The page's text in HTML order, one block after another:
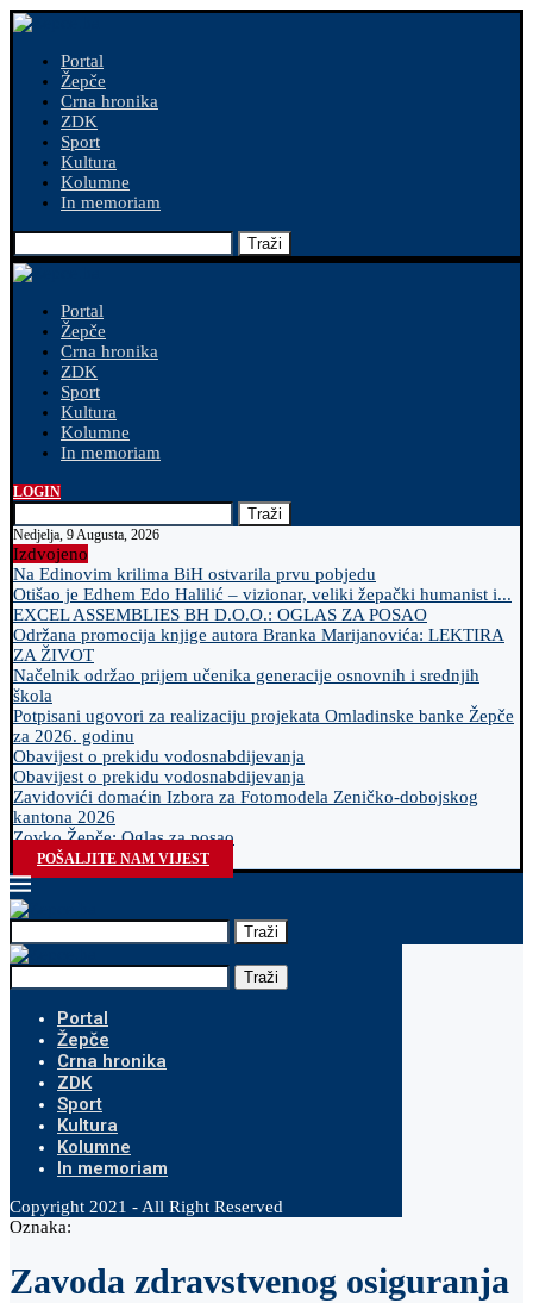
Portal
Žepče
Crna hronika
ZDK
Sport
Kultura
Kolumne
In memoriam
Traži
Portal
Žepče
Crna hronika
ZDK
Sport
Kultura
Kolumne
In memoriam
LOGIN
Traži
Nedjelja, 9 Augusta, 2026
Izdvojeno
Na Edinovim krilima BiH ostvarila prvu pobjedu
Otišao je Edhem Edo Halilić – vizionar, veliki žepački humanist i...
EXCEL ASSEMBLIES BH D.O.O.: OGLAS ZA POSAO
Održana promocija knjige autora Branka Marijanovića: LEKTIRA
ZA ŽIVOT
Načelnik održao prijem učenika generacije osnovnih i srednjih
škola
Potpisani ugovori za realizaciju projekata Omladinske banke Žepče
za 2026. godinu
Obavijest o prekidu vodosnabdijevanja
Obavijest o prekidu vodosnabdijevanja
Zavidovići domaćin Izbora za Fotomodela Zeničko-dobojskog
kantona 2026
Zovko Žepče: Oglas za posao
POŠALJITE NAM VIJEST
Traži
Traži
Portal
Žepče
Crna hronika
ZDK
Sport
Kultura
Kolumne
In memoriam
Copyright 2021 - All Right Reserved
Oznaka:
Zavoda zdravstvenog osiguranja